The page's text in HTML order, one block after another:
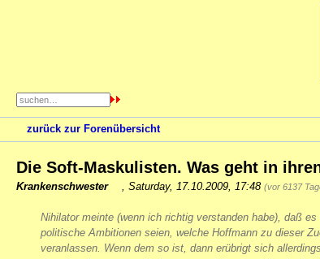
zurück zur Forenübersicht
Die Soft-Maskulisten. Was geht in
Krankenschwester Saturday, 17.10.2009, 17:48 (vor 6137
Nihilator meinte (wenn ich richtig verstanden habe), daß es
politische Ambitionen seien, welche Hoffmann zu dieser
veranlassen. Wenn dem so ist, dann erübrigt sich